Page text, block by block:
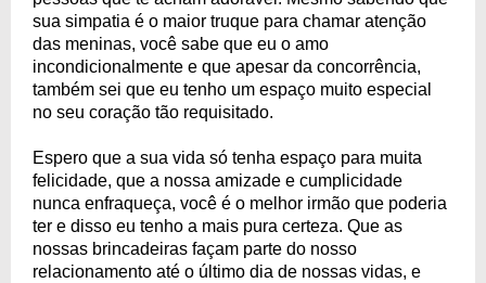
sua simpatia é o maior truque para chamar atenção
das meninas, você sabe que eu o amo
incondicionalmente e que apesar da concorrência,
também sei que eu tenho um espaço muito especial
no seu coração tão requisitado.
Espero que a sua vida só tenha espaço para muita
felicidade, que a nossa amizade e cumplicidade
nunca enfraqueça, você é o melhor irmão que poderia
ter e disso eu tenho a mais pura certeza. Que as
nossas brincadeiras façam parte do nosso
relacionamento até o último dia de nossas vidas, e